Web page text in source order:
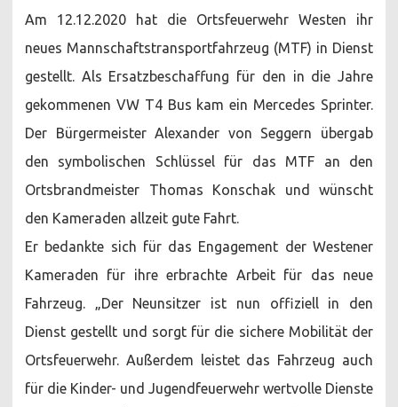
für
die
Ortsfeuerwehr
Westen
Am 12.12.2020 hat die Ortsfeuerwehr Westen ihr
neues Mannschaftstransportfahrzeug (MTF) in Dienst
gestellt. Als Ersatzbeschaffung für den in die Jahre
gekommenen VW T4 Bus kam ein Mercedes Sprinter.
Der Bürgermeister Alexander von Seggern übergab
den symbolischen Schlüssel für das MTF an den
Ortsbrandmeister Thomas Konschak und wünscht
den Kameraden allzeit gute Fahrt.
Er bedankte sich für das Engagement der Westener
Kameraden für ihre erbrachte Arbeit für das neue
Fahrzeug. „Der Neunsitzer ist nun offiziell in den
Dienst gestellt und sorgt für die sichere Mobilität der
Ortsfeuerwehr. Außerdem leistet das Fahrzeug auch
für die Kinder- und Jugendfeuerwehr wertvolle Dienste